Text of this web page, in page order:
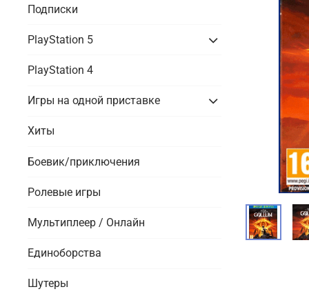
Подписки
PlayStation 5
PlayStation 4
Игры на одной приставке
Хиты
Боевик/приключения
Ролевые игры
Мультиплеер / Онлайн
Единоборства
Шутеры